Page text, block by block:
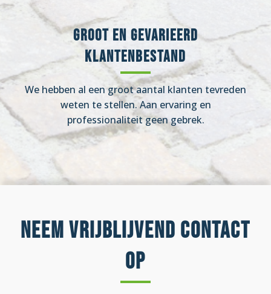
Groot en gevarieerd
klantenbestand
We hebben al een groot aantal klanten tevreden
weten te stellen. Aan ervaring en
professionaliteit geen gebrek.
Neem vrijblijvend contact
op